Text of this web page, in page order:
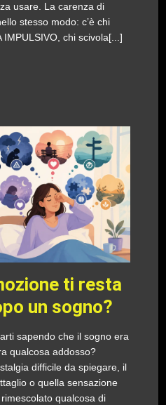
usare. La carenza di
stesso modo: c’è chi
IMPULSIVO, chi scivola[...]
ti resta
un sogno?
sapendo che il sogno era
qualcosa addosso?
difficile da spiegare, il
o quella sensazione
qualcosa di